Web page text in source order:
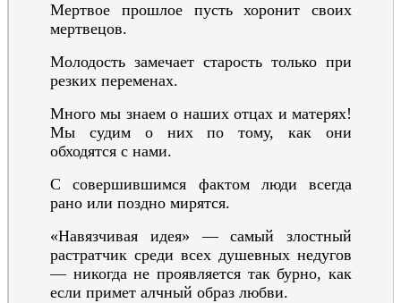
Мертвое прошлое пусть хоронит своих
мертвецов.
Молодость замечает старость только при
резких переменах.
Много мы знаем о наших отцах и матерях!
Мы судим о них по тому, как они
обходятся с нами.
С совершившимся фактом люди всегда
рано или поздно мирятся.
«Навязчивая идея» — самый злостный
растратчик среди всех душевных недугов
— никогда не проявляется так бурно, как
если примет алчный образ любви.